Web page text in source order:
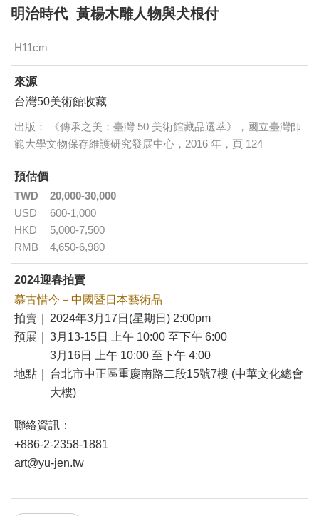
明治時代 黃楊木雕人物與犬根付
H11cm
來源
台灣50美術館收藏
出版： 《傳承之美：臺灣 50 美術館藏品選萃》，國立臺灣師
範大學文物保存維護研究發展中心，2016 年，頁 124
預估價
TWD
20,000-30,000
USD
600-1,000
HKD
5,000-7,500
RMB
4,650-6,980
2024迎春拍賣
慕古惜今－中國暨日本藝術品
拍賣｜
2024年3月17日(星期日) 2:00pm
預展｜
3月13-15日 上午 10:00 至下午 6:00
3月16日 上午 10:00 至下午 4:00
地點｜
台北市中正區重慶南路二段15號7樓 (中華文化總會
大樓)
聯絡資訊：
+886-2-2358-1881
art@yu-jen.tw